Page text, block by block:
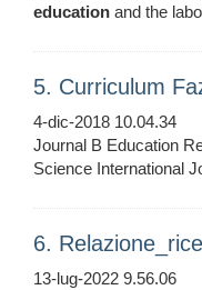
education and the
5. Curriculum
4-dic-2018 10.04.34
Journal B Education
Science International
6.
13-lug-2022 9.56.06